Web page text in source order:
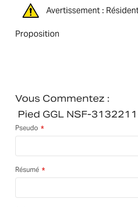
Avertissement :
Proposition
Vous Commentez :
Pied GGL NSF-
Pseudo
Résumé